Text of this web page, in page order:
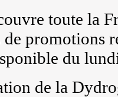
toute la
promotions
du
de la